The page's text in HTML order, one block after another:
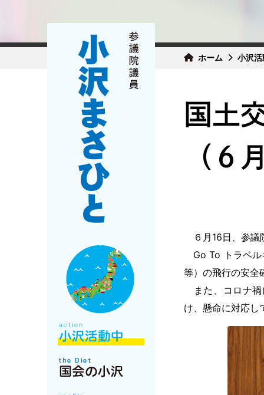
ホーム 小沢
国土
（６
６月16日、参議
Go To トラベル
等）の飛行の安全
また、コロナ禍
け、懸命に対応し